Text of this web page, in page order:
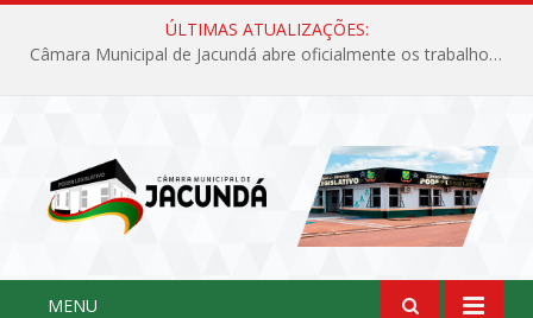
ÚLTIMAS ATUALIZAÇÕES:
Câmara Municipal de Jacundá abre oficialmente os trabalhos legislativos de 2026
MENU